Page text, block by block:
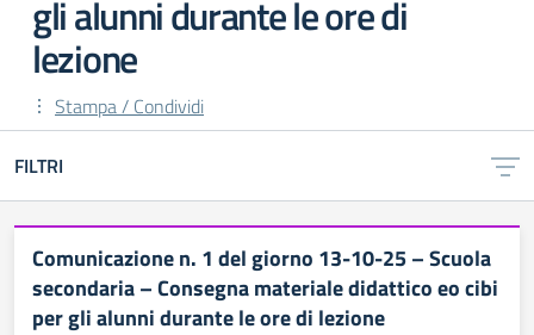
gli alunni durante le ore di
lezione
Stampa / Condividi
FILTRI
Comunicazione n. 1 del giorno 13-10-25 – Scuola
secondaria – Consegna materiale didattico eo cibi
per gli alunni durante le ore di lezione